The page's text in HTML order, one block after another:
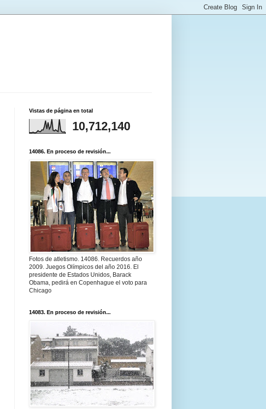
Vistas de página en total
10,712,140
14086. En proceso de revisión...
Fotos de atletismo. 14086. Recuerdos año
2009. Juegos Olímpicos del año 2016. El
presidente de Estados Unidos, Barack
Obama, pedirá en Copenhague el voto para
Chicago
14083. En proceso de revisión...